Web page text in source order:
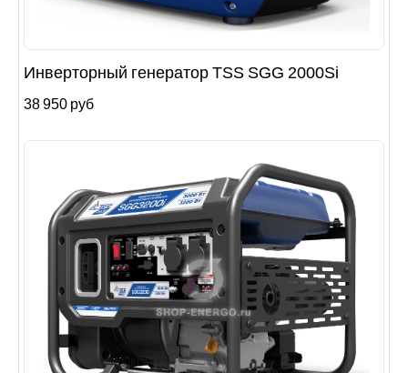
Инверторный генератор TSS SGG 2000Si
38 950 руб